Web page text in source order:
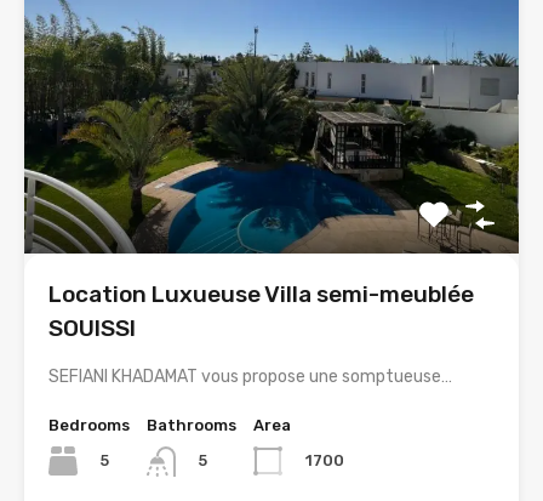
Location Luxueuse Villa semi-meublée
SOUISSI
SEFIANI KHADAMAT vous propose une somptueuse…
Bedrooms
5
Bathrooms
5
Area
1700